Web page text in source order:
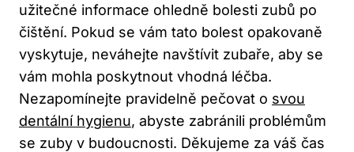
‍užitečné ‍informace ohledně bolesti zubů po
čištění. ​Pokud se vám tato bolest opakovaně
vyskytuje, ‍neváhejte navštívit zubaře, aby se
vám mohla ‍poskytnout vhodná léčba.
Nezapomínejte pravidelně pečovat o svou
dentální hygienu,⁤ abyste‌ zabránili problémům‍
se zuby v ​budoucnosti. Děkujeme za váš čas